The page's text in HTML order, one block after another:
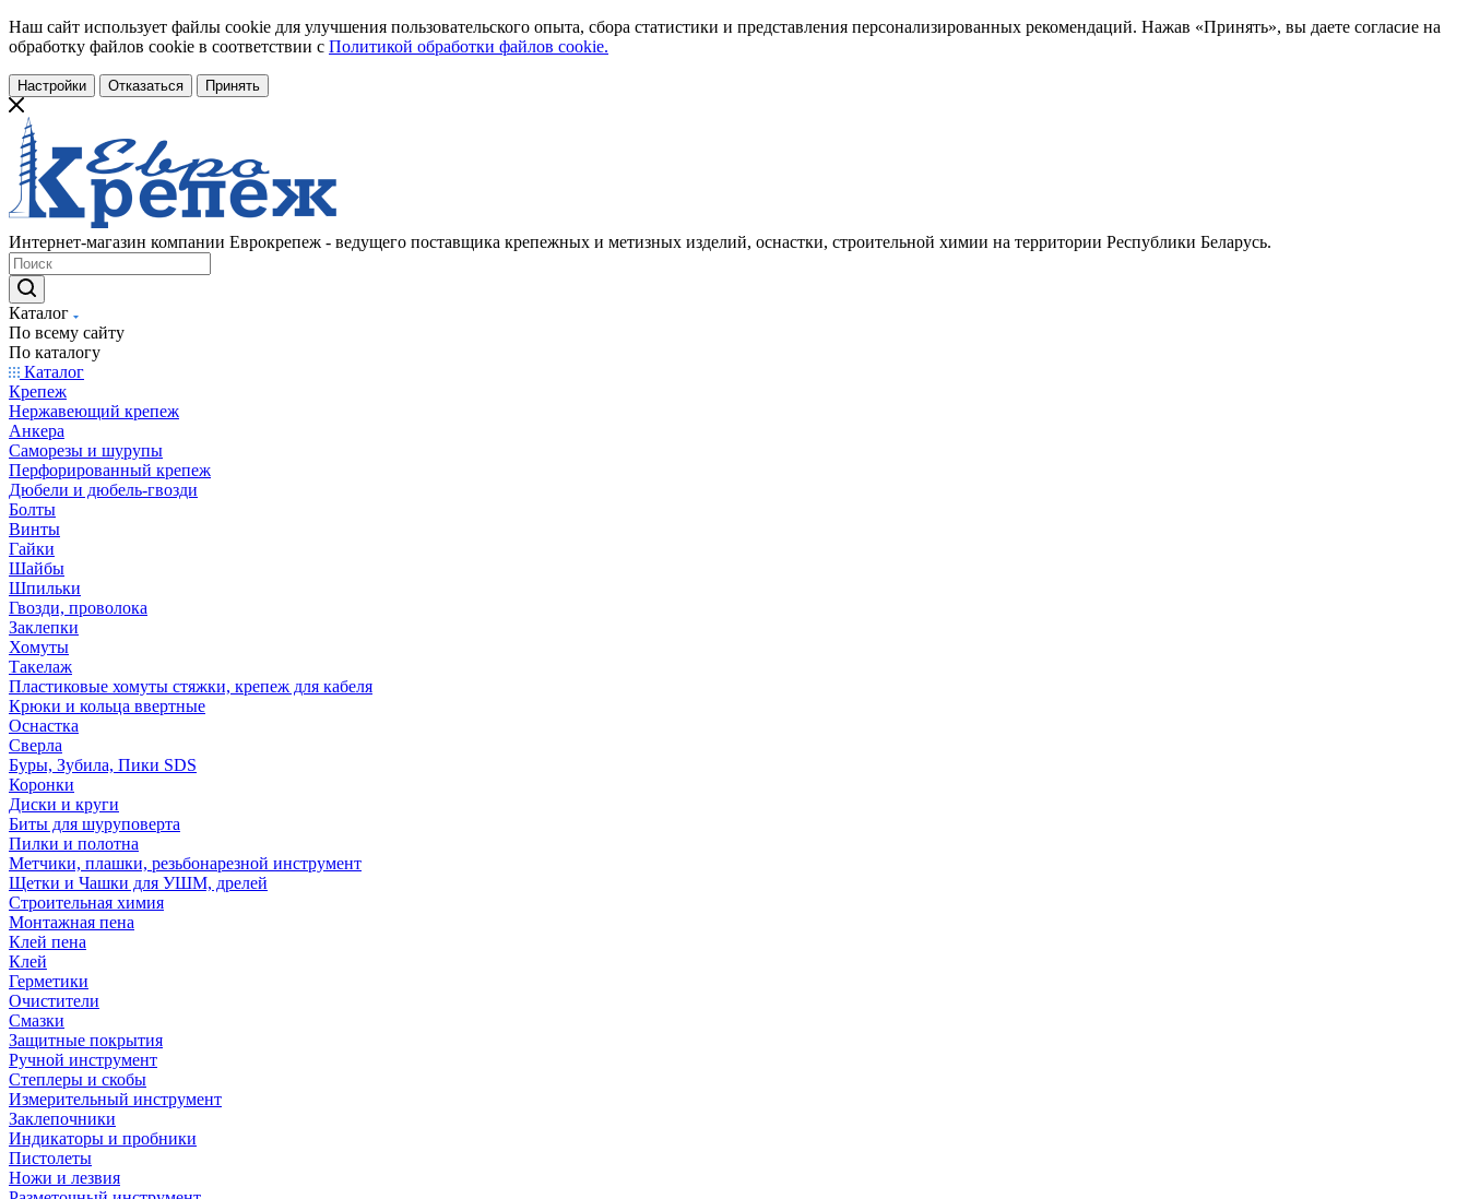
Наш сайт использует файлы cookie для улучшения пользовательского опыта, сбора статистики и представления персонализированных рекомендаций. Нажав «Принять», вы даете согласие на
обработку файлов cookie в соответствии с Политикой обработки файлов cookie.
Настройки Отказаться Принять
Интернет-магазин компании Еврокрепеж - ведущего поставщика крепежных и метизных изделий, оснастки, строительной химии на территории Республики Беларусь.
Каталог
По всему сайту
По каталогу
Каталог
Крепеж
Нержавеющий крепеж
Анкера
Саморезы и шурупы
Перфорированный крепеж
Дюбели и дюбель-гвозди
Болты
Винты
Гайки
Шайбы
Шпильки
Гвозди, проволока
Заклепки
Хомуты
Такелаж
Пластиковые хомуты стяжки, крепеж для кабеля
Крюки и кольца ввертные
Оснастка
Сверла
Буры, Зубила, Пики SDS
Коронки
Диски и круги
Биты для шуруповерта
Пилки и полотна
Метчики, плашки, резьбонарезной инструмент
Щетки и Чашки для УШМ, дрелей
Строительная химия
Монтажная пена
Клей пена
Клей
Герметики
Очистители
Смазки
Защитные покрытия
Ручной инструмент
Степлеры и скобы
Измерительный инструмент
Заклепочники
Индикаторы и пробники
Пистолеты
Ножи и лезвия